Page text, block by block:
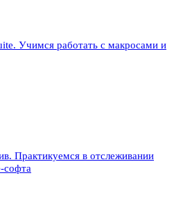
Учимся работать с макросами и
Практикуемся в отслеживании
софта